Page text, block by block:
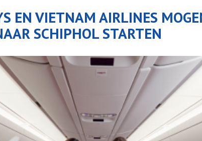
EN VIETNAM AIRLINES
SCHIPHOL STARTEN